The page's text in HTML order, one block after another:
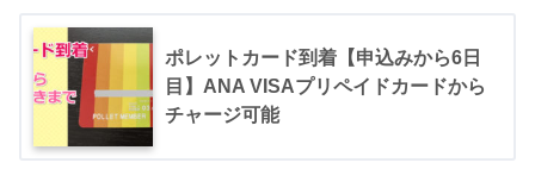
ポレットカード到着【申込みから6日
目】ANA VISAプリペイドカードから
チャージ可能